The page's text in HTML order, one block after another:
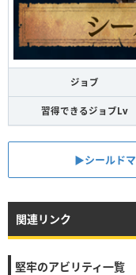
ジョブ
習得できるジョブLv
▶︎シールド
関連リンク
堅牢のアビリティ一覧